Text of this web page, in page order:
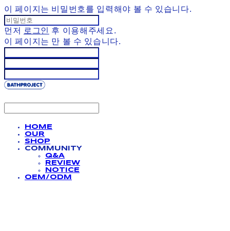
이 페이지는 비밀번호를 입력해야 볼 수 있습니다.
먼저 로그인 후 이용해주세요.
이 페이지는 만 볼 수 있습니다.
HOME
OUR
SHOP
COMMUNITY
Q&A
REVIEW
NOTICE
OEM/ODM